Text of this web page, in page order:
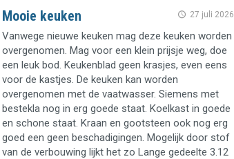
27 juli 2026
Mooie keuken
Vanwege nieuwe keuken mag deze keuken worden
overgenomen. Mag voor een klein prijsje weg, doe
een leuk bod. Keukenblad geen krasjes, even eens
voor de kastjes. De keuken kan worden
overgenomen met de vaatwasser. Siemens met
bestekla nog in erg goede staat. Koelkast in goede
en schone staat. Kraan en gootsteen ook nog erg
goed een geen beschadigingen. Mogelijk door stof
van de verbouwing lijkt het zo Lange gedeelte 3.12